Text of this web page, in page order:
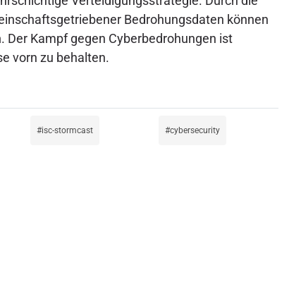
Bedrohungsdaten können
Kampf gegen Cyberbedrohungen ist
vorn zu behalten.
isc-stormcast cybersecurity